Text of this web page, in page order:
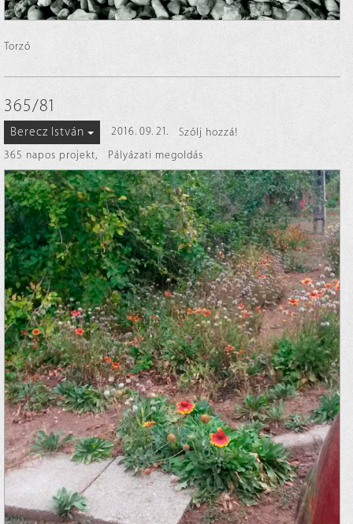
Torzó
365/81
Berecz István 2016. 09. 21.
Szólj hozzá!
365 napos projekt, Pályázati megoldás